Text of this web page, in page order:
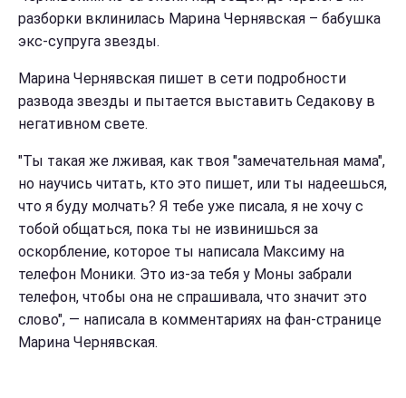
разборки вклинилась Марина Чернявская – бабушка
экс-супруга звезды.
Марина Чернявская пишет в сети подробности
развода звезды и пытается выставить Седакову в
негативном свете.
"Ты такая же лживая, как твоя "замечательная мама",
но научись читать, кто это пишет, или ты надеешься,
что я буду молчать? Я тебе уже писала, я не хочу с
тобой общаться, пока ты не извинишься за
оскорбление, которое ты написала Максиму на
телефон Моники. Это из-за тебя у Моны забрали
телефон, чтобы она не спрашивала, что значит это
слово", — написала в комментариях на фан-странице
Марина Чернявская.